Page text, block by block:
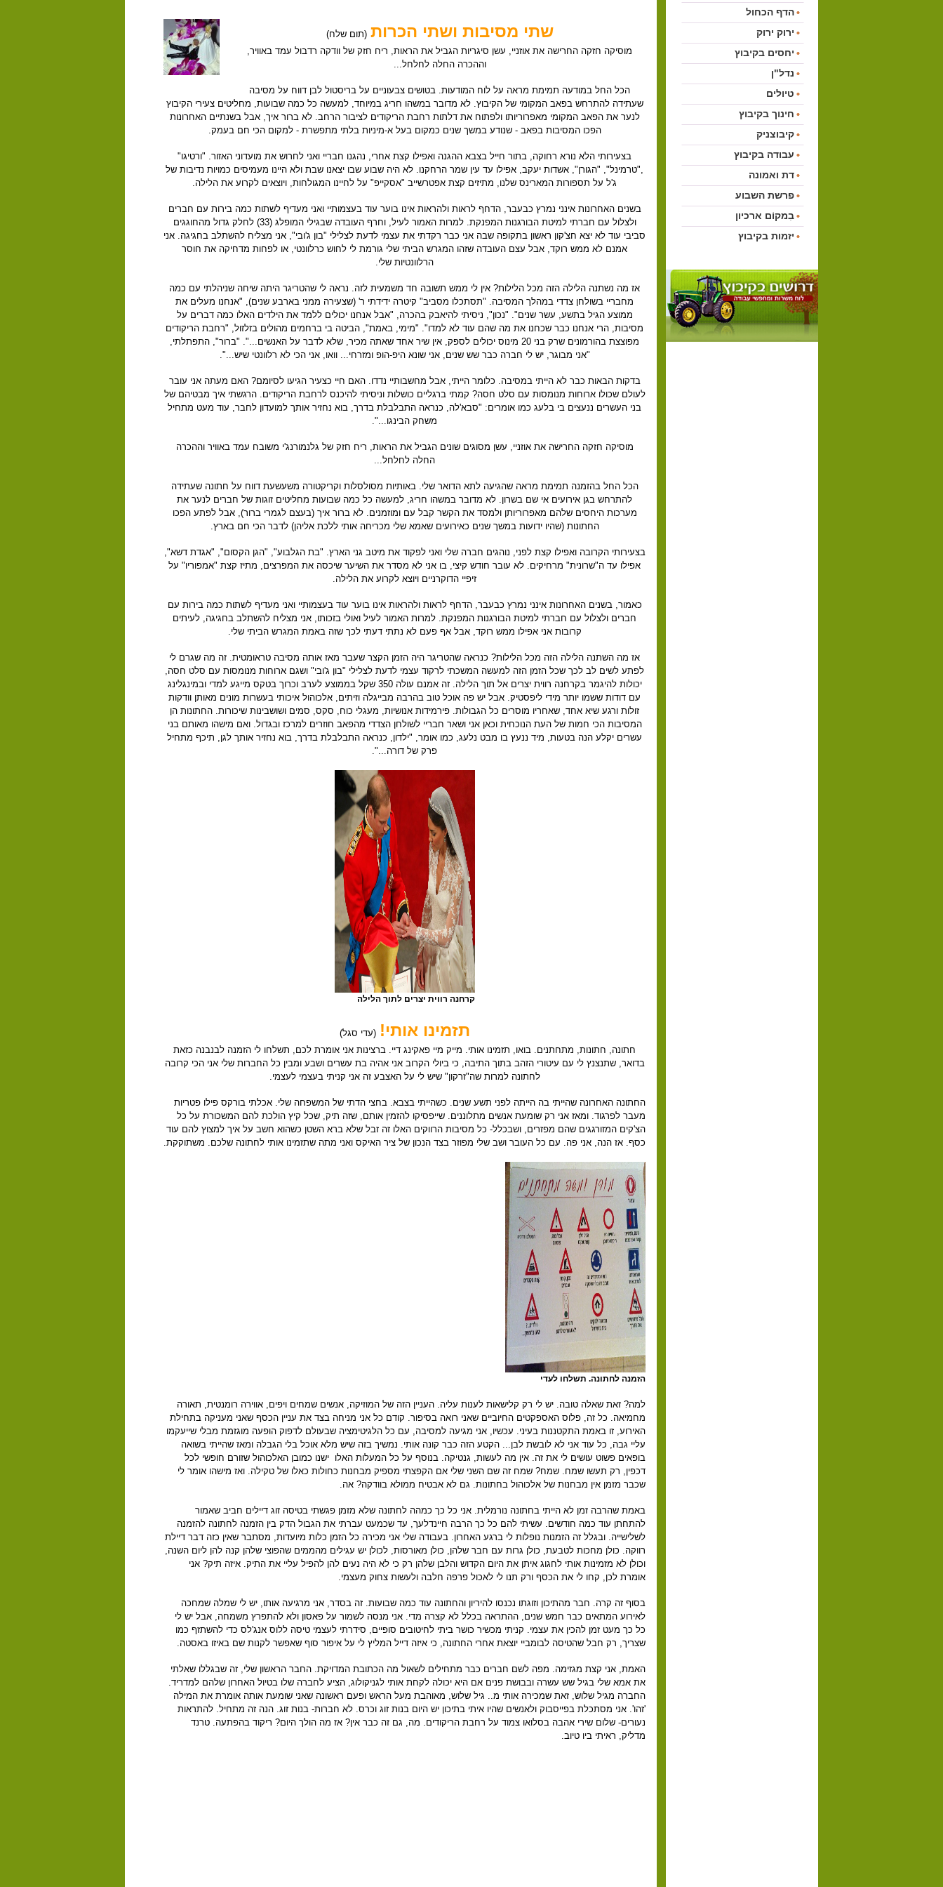
הדף הכחול
ירוק ירוק
יחסים בקיבוץ
נדל"ן
טיולים
חינוך בקיבוץ
קיבוצניק
עבודה בקיבוץ
דת ואמונה
פרשת השבוע
בִמקוֹם ארכיון
יזמות בקיבוץ
שתי מסיבות ושתי הכרות (תום שלח)
מוסיקה חזקה החרישה את אוזניי, עשן סיגריות הגביל את הראות, ריח חזק של וודקה רדבול עמד באוויר,
וההכרה החלה לחלחל...
הכל החל במודעה תמימת מראה על לוח המודעות. בטושים צבעוניים על בריסטול לבן דווח על מסיבה
שעתידה להתרחש בפאב המקומי של הקיבוץ. לא מדובר במשהו חריג במיוחד, למעשה כל כמה שבועות, מחליטים צעירי הקיבוץ
לנער את הפאב המקומי מאפרוריותו ולפתוח את דלתות רחבת הריקודים לציבור הרחב. לא ברור איך, אבל בשנתיים האחרונות
הפכו המסיבות בפאב - שנודע במשך שנים כמקום בעל א-מיניות בלתי מתפשרת - למקום הכי חם בעמק.
בצעירותי הלא נורא רחוקה, בתור חייל בצבא ההגנה ואפילו קצת אחרי, נהגנו חבריי ואני לחרוש את מועדוני האזור. "ורטיגו"
,"טרמינל", "הגורן", אשדות יעקב, אפילו עד עין שמר הרחקנו. לא היה שבוע שבו יצאנו שבת ולא היינו מעמיסים כמויות נדיבות של
ג'ל על תספורות המארינס שלנו, מתיזים קצת אפטרשייב "אסקייפ" על לחיינו המגולחות, ויוצאים לקרוע את הלילה.
בשנים האחרונות אינני נמרץ כבעבר, הדחף לראות ולהראות אינו בוער עוד בעצמותיי ואני מעדיף לשתות כמה בירות עם חברים
ולצלול עם חברתי למיטת הבורגנות המפנקת. למרות האמור לעיל, וחרף העובדה שבגילי המופלג (33) לחלק גדול מהחוגגים
סביבי עוד לא יצא חצ'קון ראשון בתקופה שבה אני כבר רקדתי את עצמי לדעת לצלילי "בון ג'ובי", אני מצליח להשתלב בחגיגה. אני
אמנם לא ממש רוקד, אבל עצם העובדה שזהו המגרש הביתי שלי גורמת לי לחוש כרלוונטי, או לפחות מדחיקה את חוסר
הרלוונטיות שלי.
אז מה נשתנה הלילה הזה מכל הלילות? אין לי ממש תשובה חד משמעית לזה. נראה לי שהטריגר היתה שיחה שניהלתי עם כמה
מחבריי בשולחן צדדי במהלך המסיבה. "תסתכלו מסביב" קיטרה ידידתי ר' (שצעירה ממני בארבע שנים), "אנחנו מעלים את
ממוצע הגיל בתשע, עשר שנים". "נכון", ניסיתי להיאבק בהכרה, "אבל אנחנו יכולים ללמד את הילדים האלו כמה דברים על
מסיבות, הרי אנחנו כבר שכחנו את מה שהם עוד לא למדו". "מימי, באמת", הביטה בי ברחמים מהולים בזלזול, "רחבת הריקודים
מפוצצת בהורמונים שרק בני 20 מינוס יכולים לספק, אין שיר אחד שאתה מכיר, שלא לדבר על האנשים...". "ברור", התפתלתי,
"אני מבוגר, יש לי חברה כבר שש שנים, אני שונא היפ-הופ ומזרחי... וואו, אני הכי לא רלוונטי שיש...".
בדקות הבאות כבר לא הייתי במסיבה. כלומר הייתי, אבל מחשבותיי נדדו. האם חיי כצעיר הגיעו לסיומם? האם מעתה אני עובר
לעולם שכולו ארוחות מנומסות עם סלט חסה? קמתי ברגליים כושלות וניסיתי להיכנס לרחבת הריקודים. הרגשתי איך מבטיהם של
בני העשרים ננעצים בי בלעג כמו אומרים: "סבא'לה, כנראה התבלבלת בדרך, בוא נחזיר אותך למועדון לחבר, עוד מעט מתחיל
משחק הבינגו...".
מוסיקה חזקה החרישה את אוזניי, עשן מסוגים שונים הגביל את הראות, ריח חזק של גלנמורנג'י משובח עמד באוויר וההכרה
החלה לחלחל...
הכל החל בהזמנה תמימת מראה שהגיעה לתא הדואר שלי. באותיות מסולסלות וקריקטורה משעשעת דווח על חתונה שעתידה
להתרחש בגן אירועים אי שם בשרון. לא מדובר במשהו חריג, למעשה כל כמה שבועות מחליטים זוגות של חברים לנער את
מערכות היחסים שלהם מאפרוריותן ולמסד את הקשר קבל עם ומוזמנים. לא ברור איך (בעצם לגמרי ברור), אבל לפתע הפכו
החתונות (שהיו ידועות במשך שנים כאירועים שאמא שלי מכריחה אותי ללכת אליהן) לדבר הכי חם בארץ.
בצעירותי הקרובה ואפילו קצת לפני, נוהגים חברה שלי ואני לפקוד את מיטב גני הארץ. "בת הגלבוע", "הגן הקסום", "אגדת דשא",
אפילו עד ה"שרונית" מרחיקים. לא עובר חודש קיצי, בו אני לא מסדר את השיער שיכסה את המפרצים, מתיז קצת "אמפוריו" על
זיפיי הדוקרניים ויוצא לקרוע את הלילה.
כאמור, בשנים האחרונות אינני נמרץ כבעבר, הדחף לראות ולהראות אינו בוער עוד בעצמותיי ואני מעדיף לשתות כמה בירות עם
חברים ולצלול עם חברתי למיטת הבורגנות המפנקת. למרות האמור לעיל ואולי בזכותו, אני מצליח להשתלב בחגיגה, לעיתים
קרובות אני אפילו ממש רוקד, אבל אף פעם לא נתתי דעתי לכך שזה באמת המגרש הביתי שלי.
אז מה השתנה הלילה הזה מכל הלילות? כנראה שהטריגר היה הזמן הקצר שעבר מאז אותה מסיבה טראומטית. זה מה שגרם לי
לפתע לשים לב לכך שכל הזמן הזה למעשה המשכתי לרקוד עצמי לדעת לצלילי "בון ג'ובי" ושגם ארוחות מנומסות עם סלט חסה,
יכולות להיגמר בקרחנה רווית יצרים אל תוך הלילה. זה אמנם עולה 350 שקל בממוצע לערב וכרוך בטקס מייגע למדי ובמינגלינג
עם דודות ששמו יותר מידי ליפסטיק. אבל יש פה אוכל טוב בהרבה מבייגלה וזיתים, אלכוהול איכותי בעשרות מונים מאותן וודקות
זולות ורגע שיא אחד, שאחריו מוסרים כל הגבולות. פירמידות אנושיות, מעגלי כוח, סקס, סמים ושושבינות שיכורות. החתונות הן
המסיבות הכי חמות של העת הנוכחית וכאן אני ושאר חבריי לשולחן הצדדי מהפאב חוזרים למרכז ובגדול. ואם מישהו מאותם בני
עשרים יקלע הנה בטעות, מיד ננעץ בו מבט נלעג, כמו אומר, "ילדון, כנראה התבלבלת בדרך, בוא נחזיר אותך לגן, תיכף מתחיל
פרק של דורה...".
קרחנה רווית יצרים לתוך הלילה
תזמינו אותי! (עדי סגל)
חתונה, חתונות, מתחתנים. בואו, תזמינו אותי. מייק מיי פאקינג דיי. ברצינות אני אומרת לכם, תשלחו לי הזמנה לבנבנה כזאת
בדואר, שתנצנץ לי עם עיטורי הזהב בתוך התיבה, כי ביולי הקרוב אני אהיה בת עשרים ושבע ומבין כל החברות שלי אני הכי קרובה
לחתונה למרות שה"זרקון" שיש לי על האצבע זה אני קניתי בעצמי לעצמי.
החתונה האחרונה שהייתי בה הייתה לפני תשע שנים. כשהייתי בצבא. בחצי הדתי של המשפחה שלי. אכלתי בורקס פילו פטריות
מעבר לפרגוד. ומאז אני רק שומעת אנשים מתלוננים. שייפסיקו להזמין אותם, שזה תיק, שכל קיץ הולכת להם המשכורת על כל
הצ'קים המזורגגים שהם מפזרים, ושבכלל- כל מסיבות הרווקים האלו זה זבל שלא ברא השטן כשהוא חשב על איך למצוץ להם עוד
כסף. אז הנה, אני פה. עם כל העובר ושב שלי מפוזר בצד הנכון של ציר האיקס ואני מתה שתזמינו אותי לחתונה שלכם. משתוקקת.
הזמנה לחתונה. תשלחו לעדי
למה? זאת שאלה טובה. יש לי רק קלישאות לענות עליה. העניין הזה של המוזיקה, אנשים שמחים ויפים, אווירה רומנטית, תאורה
מחמיאה. כל זה, פלוס האספקטים החיוביים שאני רואה בסיפור. קודם כל אני מניחה בצד את עניין הכסף שאני מעניקה בתחילת
האירוע, זו באמת התקטננות בעיני. עכשיו, אני מגיעה למסיבה, עם כל הלגיטימציה שבעולם לדפוק הופעה מוגזמת מבלי שייעקמו
עליי גבה, כל עוד אני לא לובשת לבן... הקטע הזה כבר קונה אותי. נמשיך בזה שיש מלא אוכל בלי הגבלה ומאז שהייתי בשואה
בופאים פשוט עושים לי את זה. אין מה לעשות, גנטיקה. בנוסף על כל המעלות האלו ישנו כמובן האלכוהול שזורם חופשי לכל
דכפין, רק תעשו שמח. שמח? שמח זה שם השני שלי אם הקפצתי מספיק מבחנות כחולות כאלו של טקילה. ואז מישהו אומר לי
שכבר מזמן אין מבחנות של אלכוהול בחתונות. גם לא אבטיח ממולא בוודקה? אה.
באמת שהרבה זמן לא הייתי בחתונה נורמלית. אני כל כך כמהה לחתונה שלא מזמן פגשתי בטיסה זוג דיילים חביב שאמור
להתחתן עוד כמה חודשים. עשיתי להם כל כך הרבה חיינדלעך, עד שכמעט עברתי את הגבול הדק בין הזמנה לחתונה להזמנה
לשלישייה. ובגלל זה הזמנות נופלות לי ברגע האחרון. בעבודה שלי אני מכירה כל הזמן כלות מיועדות, מסתבר שאין כזה דבר דיילת
רווקה. כולן מחכות לטבעת, כולן גרות עם חבר שלהן, כולן מאורסות, לכולן יש עגילים מהממים שהפוצי שלהן קנה להן ליום השנה,
וכולן לא מזמינות אותי לחגוג איתן את היום הקדוש והלבן שלהן רק כי לא היה נעים להן להפיל עליי את התיק. איזה תיק? אני
אומרת לכן, קחו לי את הכסף ורק תנו לי לאכול פרפה חלבה ולעשות צחוק מעצמי.
בסוף זה קרה. חבר מהתיכון וזוגתו נכנסו להיריון והחתונה עוד כמה שבועות. זה בסדר, אני מרגיעה אותו, יש לי שמלה שמחכה
לאירוע המתאים כבר חמש שנים, ההתראה בכלל לא קצרה מדי. אני מנסה לשמור על פאסון ולא להתפרץ משמחה, אבל יש לי
כל כך מעט זמן להכין את עצמי. קניתי מכשיר כושר ביתי לחיטובים סופיים, סידרתי לעצמי טיסה ללוס אנג'לס כדי להשתזף כמו
שצריך, רק חבל שהטיסה לבומביי יוצאת אחרי החתונה, כי איזה דייל המליץ לי על איפור סוף שאפשר לקנות שם באיזו באסטה.
האמת, אני קצת מגזימה. מפה לשם חברים כבר מתחילים לשאול מה הכתובת המדויקת. החבר הראשון שלי, זה שבגללו שאלתי
את אמא שלי בגיל שש עשרה ובבושת פנים אם היא יכולה לקחת אותי לגניקולוג, הציע לחברה שלו בטיול האחרון שלהם למדריד.
החברה מגיל שלוש, זאת שמכירה אותי מ.. גיל שלוש, מאוהבת מעל הראש ופעם ראשונה שאני שומעת אותה אומרת את המילה
'זהו'. אני מסתכלת בפייסבוק ולאנשים שהיו איתי בתיכון יש היום בנות זוג וכרס. לא חברות- בנות זוג. הנה זה מתחיל. להתראות
נעורים- שלום שירי אהבה בסלואו צמוד על רחבת הריקודים. מה, גם זה כבר אין? אז מה הולך היום? ריקוד בהפתעה. טרנד
מדליק, ראיתי ביו טיוב.